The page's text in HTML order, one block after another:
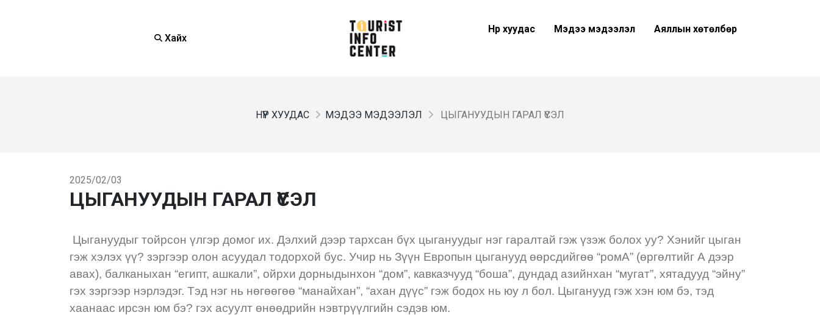
Хайх
Нүүр хуудас Мэдээ мэдээлэл Аяллын хөтөлбөр
НҮҮР ХУУДАС МЭДЭЭ МЭДЭЭЛЭЛ ЦЫГАНУУДЫН ГАРАЛ ҮҮСЭЛ
2025/02/03
ЦЫГАНУУДЫН ГАРАЛ ҮҮСЭЛ
Цыгануудыг тойрсон үлгэр домог их. Дэлхий дээр тархсан бүх цыгануудыг нэг гаралтай гэж үзэж болох уу? Хэнийг цыган
гэж хэлэх үү? зэргээр олон асуудал тодорхой бус. Учир нь Зүүн Европын цыганууд өөрсдийгөө “ромА” (өргөлтийг А дээр
авах), балканыхан “египт, ашкали”, ойрхи дорныдынхон “дом”, кавказчууд “боша”, дундад азийнхан “мугат”, хятадууд “эйну”
гэх зэргээр нэрлэдэг. Тэд нэг нь нөгөөгөө “манайхан”, “ахан дүүс” гэж бодох нь юу л бол. Цыганууд гэж хэн юм бэ, тэд
хаанаас ирсэн юм бэ? гэх асуулт өнөөдрийн нэвтрүүлгийн сэдэв юм.